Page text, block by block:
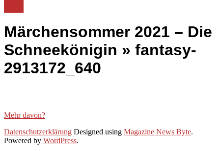
Märchensommer 2021 – Die
Schneekönigin » fantasy-
2913172_640
Mehr davon?
2021-
05-
Datenschutzerklärung Designed using Magazine News Byte.
Powered by WordPress.